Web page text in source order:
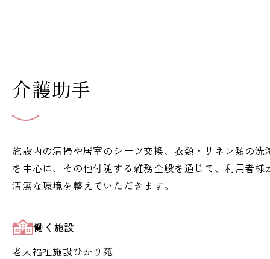
介護助手
施設内の清掃や居室のシーツ交換、衣類・リネン類の洗
を中心に、その他付随する雑務全般を通じて、利用者
清潔な環境を整えていただきます。
働く施設
老人福祉施設ひかり苑